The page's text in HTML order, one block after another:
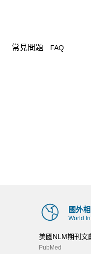
常見問題 FAQ
國外
World
美國NLM期刊文
PubMed